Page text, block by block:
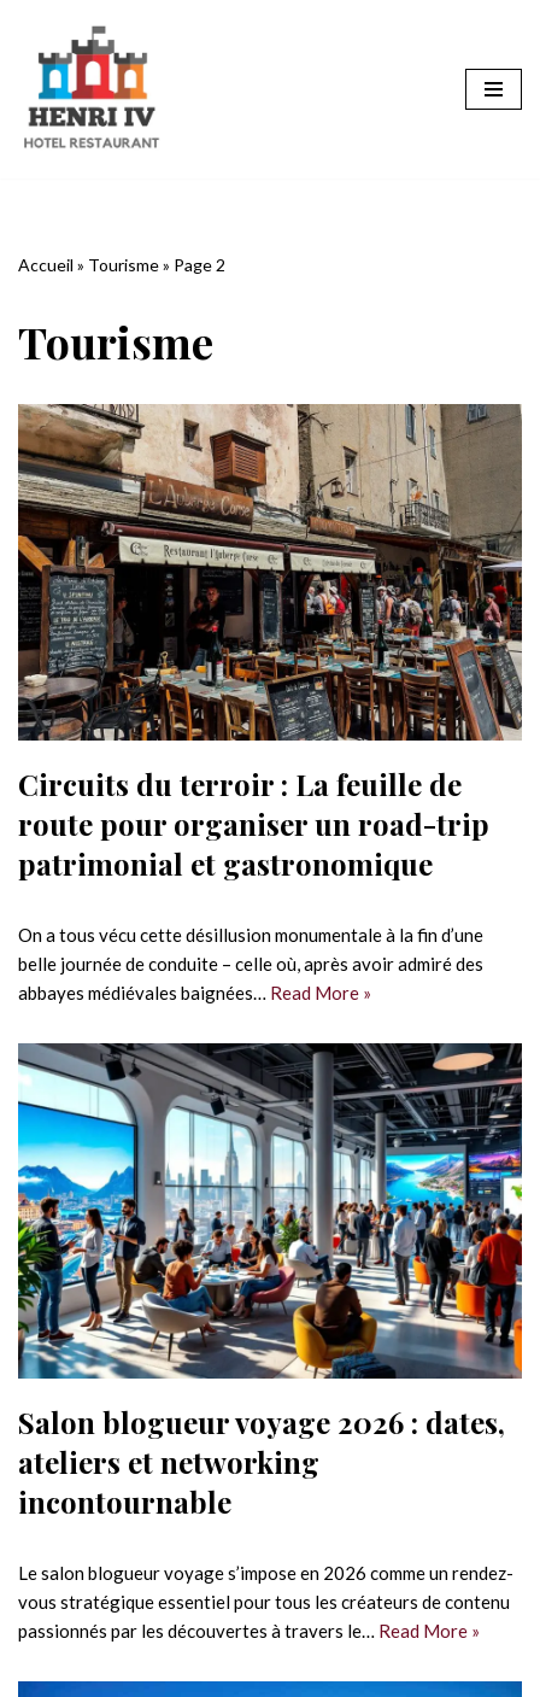
Aller
contenu
Accueil » Tourisme» Page 2
Tourisme
Circuits du terroir : La feuille de
route pour organiser un road-trip
patrimonial et gastronomique
On a tous vécu cette désillusion monumentale à la fin d’une
belle journée de conduite – celle où, après avoir admiré des
abbayes médiévales baignées… Read More »
Salon blogueur voyage 2026 : dates,
ateliers et networking
incontournable
Le salon blogueur voyage s’impose en 2026 comme un rendez-
vous stratégique essentiel pour tous les créateurs de contenu
passionnés par les découvertes à travers le… Read More »